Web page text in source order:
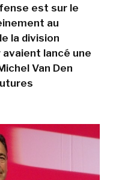
est sur le
au
la division
lancé une
Van Den